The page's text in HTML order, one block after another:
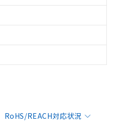
RoHS/REACH対応状況